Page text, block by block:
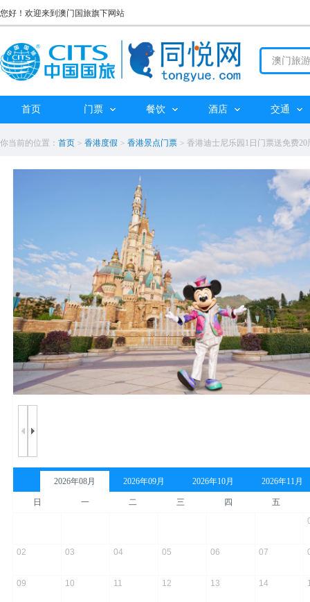
您好！欢迎来到澳门国旅旗下网站
首页 门票 餐饮 酒店 交通
你当前的位置： 首页 > 香港度假 > 香港景点门票 > 香港迪士尼乐园1日门票送免费20
2026年08月 2026年09月 2026年10月 2026年11月
日 一 二 三 四
五
02 03 04 05 06 07
09 10 11 12 13 14